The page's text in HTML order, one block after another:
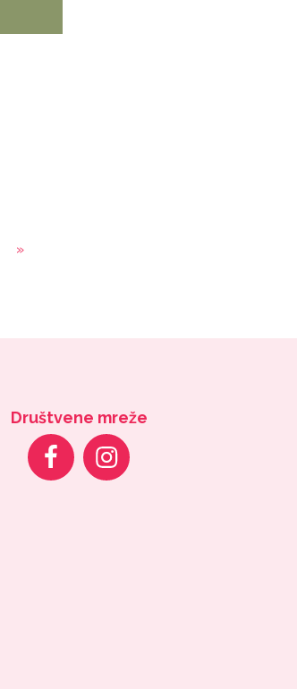
»
Društvene mreže